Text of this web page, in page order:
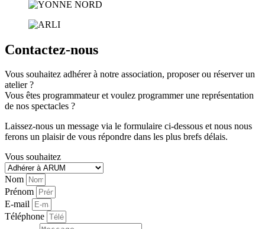
Contactez-nous
Vous souhaitez adhérer à notre association, proposer ou réserver un
atelier ?
Vous êtes programmateur et voulez programmer une représentation
de nos spectacles ?
Laissez-nous un message via le formulaire ci-dessous et nous nous
ferons un plaisir de vous répondre dans les plus brefs délais.
Vous souhaitez
Nom
Prénom
E-mail
Téléphone